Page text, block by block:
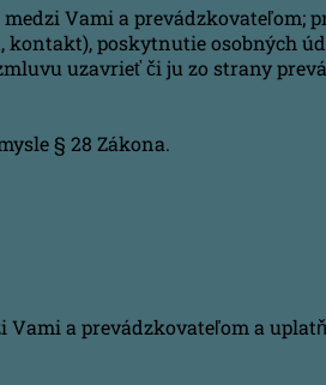
Vami a prevádzkovateľom;
kontakt), poskytnutie osobných
uzavrieť či ju zo strany
§ 28 Zákona.
a prevádzkovateľom a